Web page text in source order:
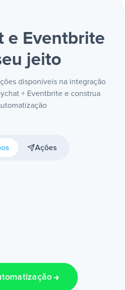
e Eventbrite
jeito
disponíveis na integração
+ Eventbrite e construa
Ações